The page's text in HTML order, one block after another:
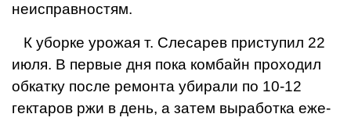
неисправностям.
К уборке урожая т. Слесарев приступил 22
июля. В первые дня пока комбайн проходил
обкатку после ремонта убира­ли по 10-12
гектаров ржи в день, а затем выработка еже­